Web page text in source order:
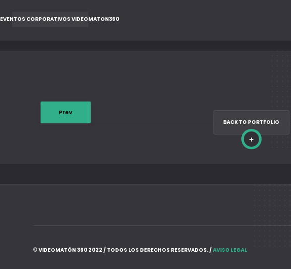
EVENTOS CORPORATIVOS VIDEOMATON360
Prev
BACK TO PORTFOLIO
© VIDEOMATÓN 360 2022 / TODOS LOS DERECHOS RESERVADOS. / AVISO LEGAL